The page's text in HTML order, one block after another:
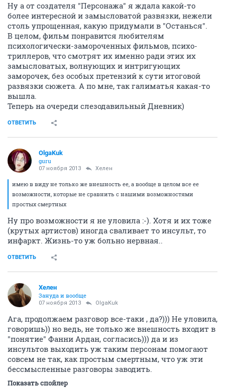
Ну а от создателя "Персонажа" я ждала какой-то
более интересной и замысловатой развязки, нежели
столь упрощенная, какую придумали в "Останься".
В целом, фильм понравится любителям
психологически-замороченных фильмов, психо-
триллеров, что смотрят их именно ради этих их
замысловатых, волнующих и интригующих
заморочек, без особых претензий к сути итоговой
развязки сюжета. А по мне, так галиматья какая-то
вышла.
Теперь на очереди слезодавильный Дневник)
ОТВЕТИТЬ
OlgaKuk
guru
07 ноября 2013 Хелен
имею в виду не только же внешность ее, а вообще в целом все ее
возможности, которые не сравнить с нашими возможностями
простых смертных
Ну про возможности я не уловила :-). Хотя и их тоже
(крутых артистов) иногда сваливает то инсульт, то
инфаркт. Жизнь-то уж больно нервная..
ОТВЕТИТЬ
Хелен
Зануда и вообще
07 ноября 2013 OlgaKuk
Ага, продолжаем разговор все-таки , да?))) Не уловила,
говоришь)) но ведь, не только же внешность входит в
"понятие" Фанни Ардан, согласись))) да и из
инсультов выходить уж таким персонам помогают
совсем не так, как простым смертным, что уж эти
бессмысленные разговоры заводить.
Показать спойлер